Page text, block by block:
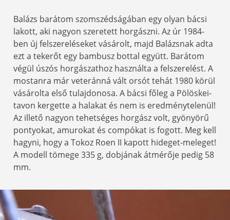
Balázs barátom szomszédságában egy olyan bácsi
lakott, aki nagyon szeretett horgászni. Az úr 1984-
ben új felszereléseket vásárolt, majd Balázsnak adta
ezt a tekerőt egy bambusz bottal együtt. Barátom
végül úszós horgászathoz használta a felszerelést. A
mostanra már veteránná vált orsót tehát 1980 körül
vásárolta első tulajdonosa. A bácsi főleg a Pölöskei-
tavon kergette a halakat és nem is eredménytelenül!
Az illető nagyon tehetséges horgász volt, gyönyörű
pontyokat, amurokat és compókat is fogott. Meg kell
hagyni, hogy a Tokoz Roen II kapott hideget-meleget!
A modell tömege 335 g, dobjának átmérője pedig 58
mm.